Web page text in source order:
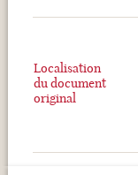
Localisation
du document
original